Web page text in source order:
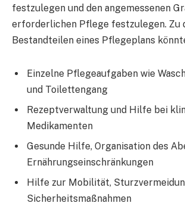
festzulegen und den angemessenen
erforderlichen Pflege festzulegen. Zu
Bestandteilen eines Pflegeplans
Einzelne Pflegeaufgaben wie
und Toilettengang
Rezeptverwaltung und Hilfe bei
Medikamenten
Gesunde Hilfe, Organisation des
Ernährungseinschränkungen
Hilfe zur Mobilität,
Sicherheitsmaßnahmen